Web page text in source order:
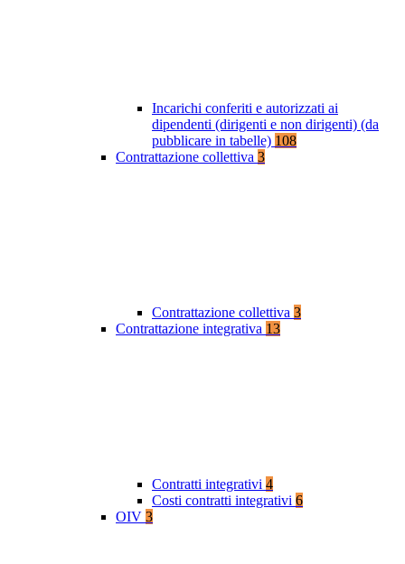
Incarichi conferiti e autorizzati ai
dipendenti (dirigenti e non dirigenti) (da
pubblicare in tabelle) 108
Contrattazione collettiva 3
Contrattazione collettiva 3
Contrattazione integrativa 13
Contratti integrativi 4
Costi contratti integrativi 6
OIV 3